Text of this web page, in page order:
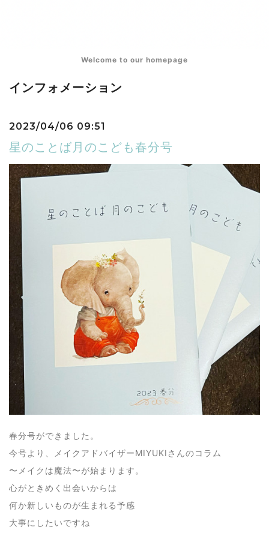
Welcome to our homepage
インフォメーション
2023/04/06 09:51
星のことば月のこども春分号
春分号ができました。
今号より、メイクアドバイザーMIYUKIさんのコラム
〜メイクは魔法〜が始まります。
心がときめく出会いからは
何か新しいものが生まれる予感
大事にしたいですね